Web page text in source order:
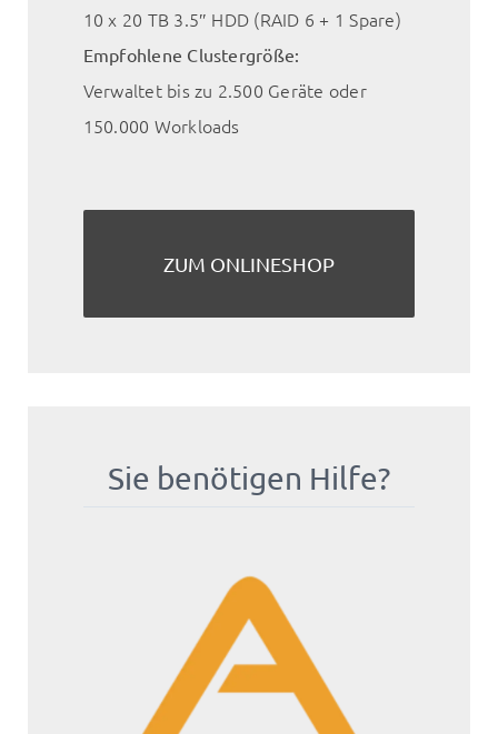
10 x 20 TB 3.5″ HDD (RAID 6 + 1 Spare)
Empfohlene Clustergröße:
Verwaltet bis zu 2.500 Geräte oder
150.000 Workloads
ZUM ONLINESHOP
Sie benötigen Hilfe?